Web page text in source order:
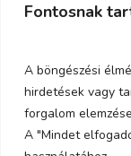
Fontosnak
A böngészési
hirdetések vagy
forgalom
A "Mindet